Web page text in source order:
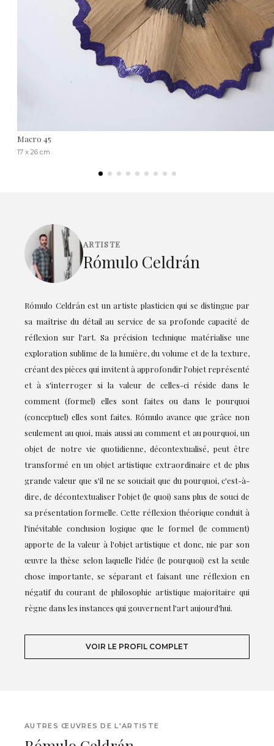
Macro 45
17 x 26 cm
ARTISTE
Rómulo Celdrán
Rómulo Celdrán est un artiste plasticien qui se distingue par
sa maîtrise du détail au service de sa profonde capacité de
réflexion sur l'art. Sa précision technique matérialise une
exploration sublime de la lumière, du volume et de la texture,
créant des pièces qui invitent à approfondir l'objet représenté
et à s'interroger si la valeur de celles-ci réside dans le
comment (formel) elles sont faites ou dans le pourquoi
(conceptuel) elles sont faites. Rómulo avance que grâce non
seulement au quoi, mais aussi au comment et au pourquoi, un
objet de notre vie quotidienne, décontextualisé, peut être
transformé en un objet artistique extraordinaire et de plus
grande valeur que s'il ne se souciait que du pourquoi, c'est-à-
dire, de décontextualiser l'objet (le quoi) sans plus de souci de
sa présentation formelle. Cette réflexion théorique conduit à
l'inévitable conclusion logique que le formel (le comment)
apporte de la valeur à l'objet artistique et donc, nie par son
œuvre la thèse selon laquelle l'idée (le pourquoi) est la seule
chose importante, se séparant et faisant une réflexion en
négatif du courant de philosophie artistique majoritaire qui
règne dans les instances qui gouvernent l'art aujourd'hui.
VOIR LE PROFIL COMPLET
AUTRES ŒUVRES DE L'ARTISTE